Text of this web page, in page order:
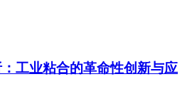
工业粘合的革命性创新与应